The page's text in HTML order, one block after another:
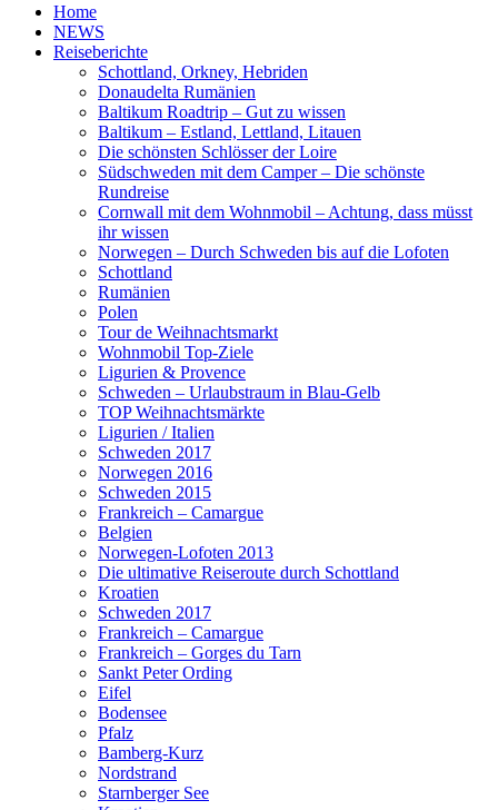
Home
NEWS
Reiseberichte
Schottland, Orkney, Hebriden
Donaudelta Rumänien
Baltikum Roadtrip – Gut zu wissen
Baltikum – Estland, Lettland, Litauen
Die schönsten Schlösser der Loire
Südschweden mit dem Camper – Die schönste
Rundreise
Cornwall mit dem Wohnmobil – Achtung, dass müsst
ihr wissen
Norwegen – Durch Schweden bis auf die Lofoten
Schottland
Rumänien
Polen
Tour de Weihnachtsmarkt
Wohnmobil Top-Ziele
Ligurien & Provence
Schweden – Urlaubstraum in Blau-Gelb
TOP Weihnachtsmärkte
Ligurien / Italien
Schweden 2017
Norwegen 2016
Schweden 2015
Frankreich – Camargue
Belgien
Norwegen-Lofoten 2013
Die ultimative Reiseroute durch Schottland
Kroatien
Schweden 2017
Frankreich – Camargue
Frankreich – Gorges du Tarn
Sankt Peter Ording
Eifel
Bodensee
Pfalz
Bamberg-Kurz
Nordstrand
Starnberger See